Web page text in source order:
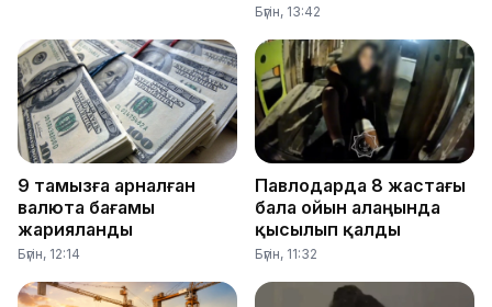
Бүгін, 13:42
9 тамызға арналған
валюта бағамы
жарияланды
Бүгін, 12:14
Павлодарда 8 жастағы
бала ойын алаңында
қысылып қалды
Бүгін, 11:32